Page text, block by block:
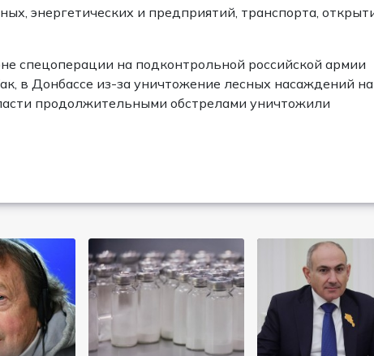
энергетических и предприятий, транспорта,
спецоперации на подконтрольной российской армии
в Донбассе из-за уничтожение лесных насаждений на
продолжительными обстрелами уничтожили